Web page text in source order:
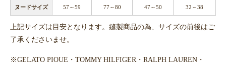
ヌードサイズ 57～59 77～80 47～50 32～38
上記サイズは目安となります。縫製商品の為、サイズの前後はご
了承くださいませ。
※GELATO PIQUE・TOMMY HILFIGER・RALPH LAUREN・